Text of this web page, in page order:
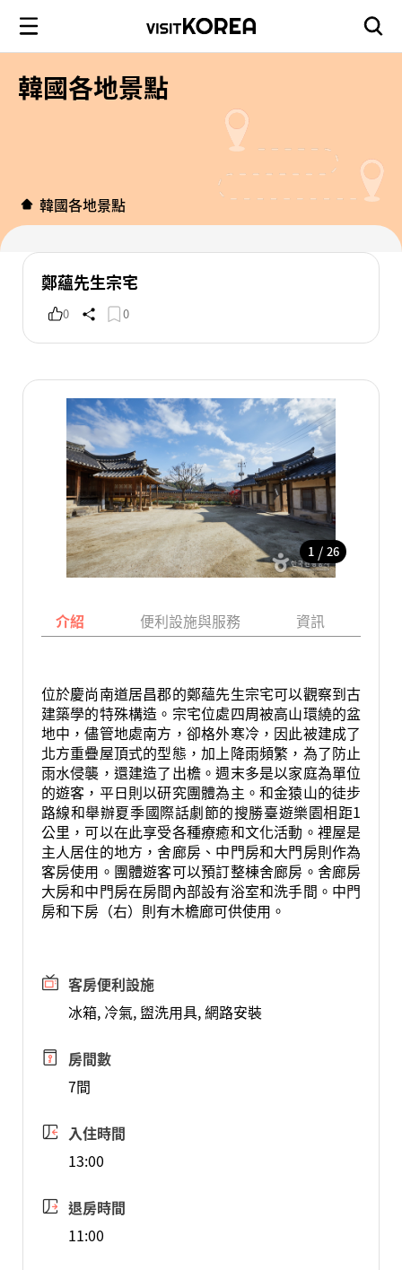
韓國各地景點
韓國各地景點
鄭蘊先生宗宅
0 0
1 / 26
介紹 便利設施與服務 資訊
位於慶尚南道居昌郡的鄭蘊先生宗宅可以觀察到古
建築學的特殊構造。宗宅位處四周被高山環繞的盆
地中，儘管地處南方，卻格外寒冷，因此被建成了
北方重疊屋頂式的型態，加上降雨頻繁，為了防止
雨水侵襲，還建造了出檐。週末多是以家庭為單位
的遊客，平日則以研究團體為主。和金猿山的徒步
路線和舉辦夏季國際話劇節的搜勝臺遊樂園相距1
公里，可以在此享受各種療癒和文化活動。裡屋是
主人居住的地方，舍廊房、中門房和大門房則作為
客房使用。團體遊客可以預訂整棟舍廊房。舍廊房
大房和中門房在房間內部設有浴室和洗手間。中門
房和下房（右）則有木檐廊可供使用。
客房便利設施
冰箱, 冷氣, 盥洗用具, 網路安裝
房間數
7間
入住時間
13:00
退房時間
11:00